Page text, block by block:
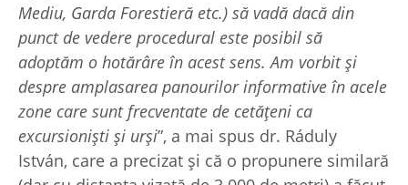
Mediu, Garda Forestieră etc.) să vadă dacă din
punct de vedere procedural este posibil să
adoptăm o hotărâre în acest sens. Am vorbit și
despre amplasarea panourilor informative în acele
zone care sunt frecventate de cetățeni ca
excursioniști și urși”, a mai spus dr. Ráduly
István, care a precizat și că o propunere similară